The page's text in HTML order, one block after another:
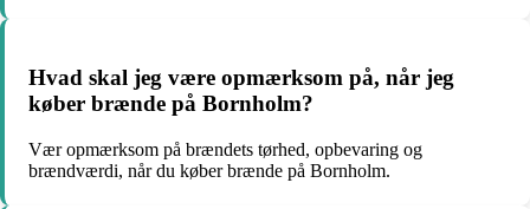
Hvad skal jeg være opmærksom på, når jeg
køber brænde på Bornholm?
Vær opmærksom på brændets tørhed, opbevaring og
brændværdi, når du køber brænde på Bornholm.